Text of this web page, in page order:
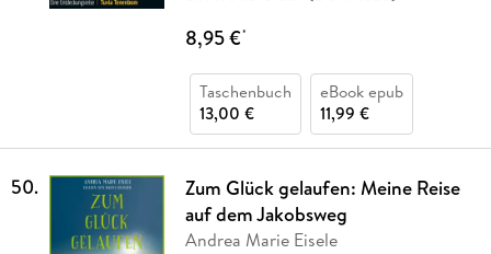
8,95 €*
Taschenbuch
13,00 €
eBook epub
11,99 €
50.
Zum Glück gelaufen: Meine Reise
auf dem Jakobsweg
Andrea Marie Eisele